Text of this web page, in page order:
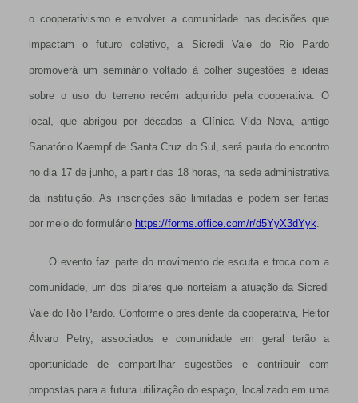
o cooperativismo e envolver a comunidade nas decisões que
impactam o futuro coletivo, a Sicredi Vale do Rio Pardo
promoverá um seminário voltado à colher sugestões e ideias
sobre o uso do terreno recém adquirido pela cooperativa. O
local, que abrigou por décadas a Clínica Vida Nova, antigo
Sanatório Kaempf de Santa Cruz do Sul, será pauta do encontro
no dia 17 de junho, a partir das 18 horas, na sede administrativa
da instituição. As inscrições são limitadas e podem ser feitas
por meio do formulário https://forms.office.com/r/d5YyX3dYyk
O evento faz parte do movimento de escuta e troca com a
comunidade, um dos pilares que norteiam a atuação da Sicredi
Vale do Rio Pardo. Conforme o presidente da cooperativa, Heitor
Álvaro Petry, associados e comunidade em geral terão a
oportunidade de compartilhar sugestões e contribuir com
propostas para a futura utilização do espaço, localizado em uma